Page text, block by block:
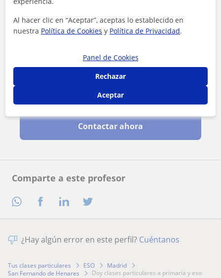
Comparte a este profesor
Al hacer clic, aceptas nuestroaviso legal
Contactar ahora
¿Hay algún error en este perfil? Cuéntanos
Tus clases particulares ESO
Madrid
San Fernando de Henares
doy clases particulares a primaria y eso
Al hacer clic en “Aceptar”, aceptas lo establecido en
nuestra Política de Cookies y Política de Privacidad.
Panel de Cookies
Rechazar
Aceptar